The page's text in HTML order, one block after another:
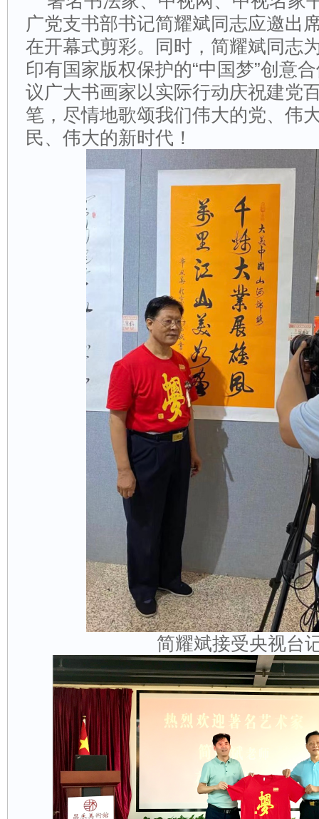
广党支书部书记简耀斌同志应邀出
在开幕式剪彩。同时，简耀斌同志
印有国家版权保护的“中国梦”创意
议广大书画家以实际行动庆祝建党
笔，尽情地歌颂我们伟大的党、伟
民、伟大的新时代！
简耀斌接受央视台